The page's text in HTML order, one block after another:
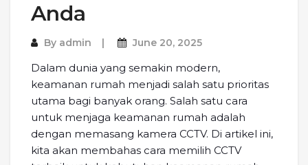
Anda
By admin June 20, 2025
Dalam dunia yang semakin modern,
keamanan rumah menjadi salah satu prioritas
utama bagi banyak orang. Salah satu cara
untuk menjaga keamanan rumah adalah
dengan memasang kamera CCTV. Di artikel ini,
kita akan membahas cara memilih CCTV